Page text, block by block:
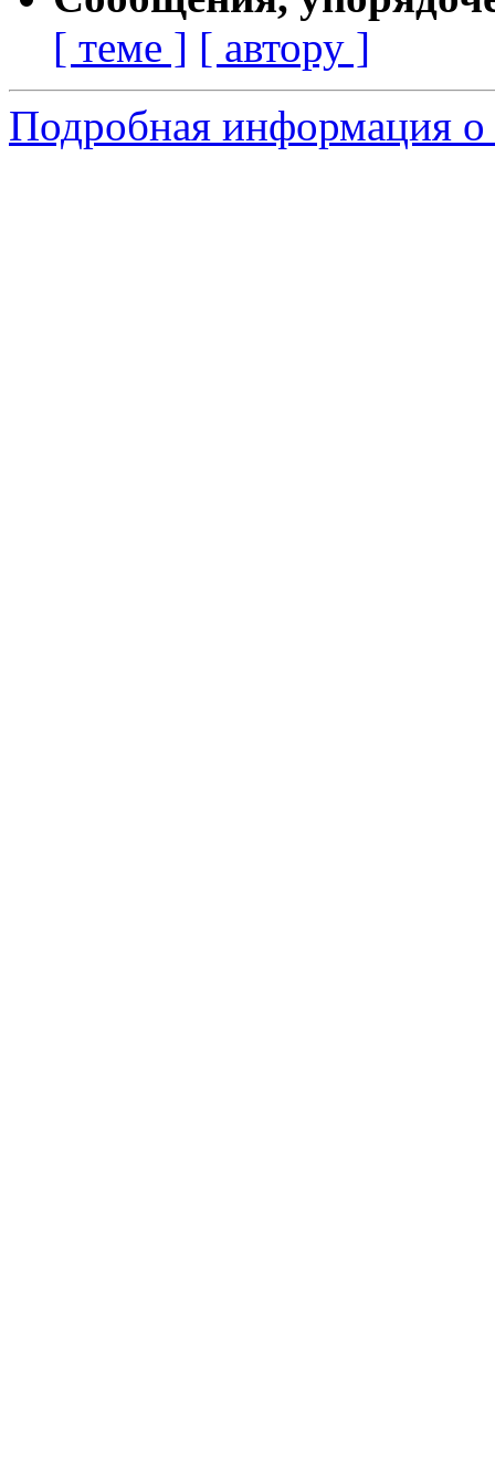
[ теме ] [ автору ]
Подробная информация